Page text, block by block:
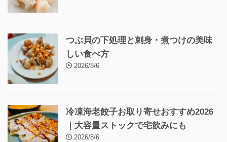
つぶ貝の下処理と刺身・煮つけの美味
しい食べ方
2026/8/6
冷凍海老餃子お取り寄せおすすめ2026
｜大容量ストックで宅飲みにも
2026/8/6